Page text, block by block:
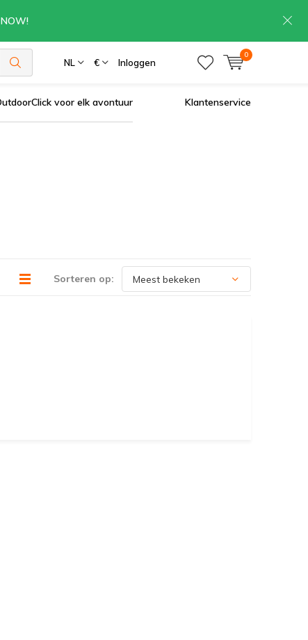
NL € Inloggen
0
voor elk avontuur Klantenservice
Sorteren op: